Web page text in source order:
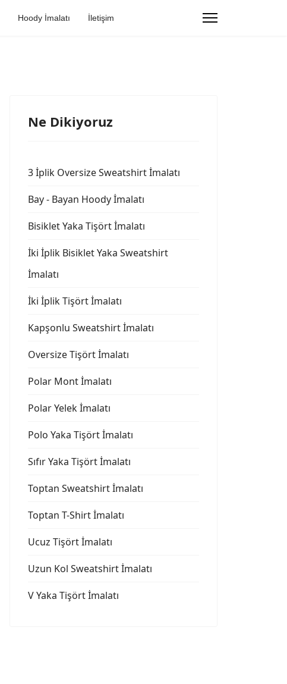
Hoody İmalatı İletişim
Ne Dikiyoruz
3 İplik Oversize Sweatshirt İmalatı
Bay - Bayan Hoody İmalatı
Bisiklet Yaka Tişört İmalatı
İki İplik Bisiklet Yaka Sweatshirt
İmalatı
İki İplik Tişört İmalatı
Kapşonlu Sweatshirt İmalatı
Oversize Tişört İmalatı
Polar Mont İmalatı
Polar Yelek İmalatı
Polo Yaka Tişört İmalatı
Sıfır Yaka Tişört İmalatı
Toptan Sweatshirt İmalatı
Toptan T-Shirt İmalatı
Ucuz Tişört İmalatı
Uzun Kol Sweatshirt İmalatı
V Yaka Tişört İmalatı